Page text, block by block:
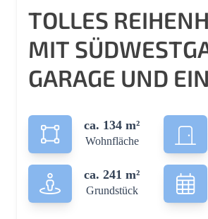
TOLLES
MIT
GARAGE UND EINER EBK
BREITSCHEID
ca. 134 m²
Wohnfläche
ca. 241 m²
Grundstück